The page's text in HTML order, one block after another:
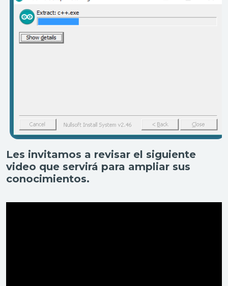
Les invitamos a revisar el siguiente
video que servirá para ampliar sus
conocimientos.